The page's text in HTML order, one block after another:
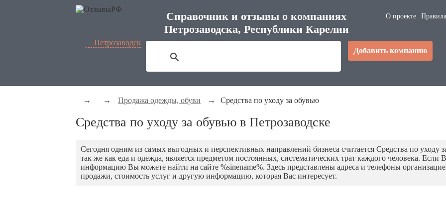
Справочник и отзывы о компаниях
Петрозаводска, Республики Карелии
О проекте
Петрозаводск
Добавить компанию
→ → Продажа одежды, обуви → Средства по уходу за обувью
Средства по уходу за обувью в Петрозаводске
Сегодня одним из самых выгодных и перспективных направлений бизнеса считается Средства по уходу
так же как еда и одежда, является предметом постоянных, систематических трат каждого человека. Если
информацию Вы можете найти на сайте %sinename%. Здесь представлены адреса и телефоны
продажи, стоимость услуг и другую информацию, которая Вас интересует.